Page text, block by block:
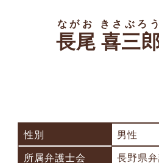
長尾 喜三
ながお きさぶろう
性別
男性
所属弁護士会
長野県